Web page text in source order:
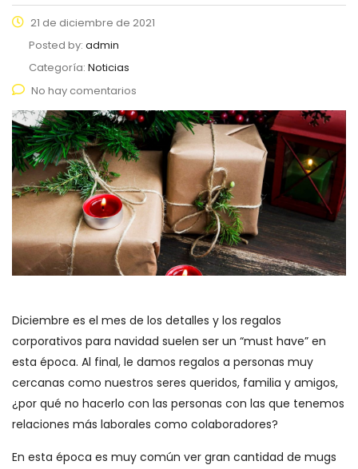
21 de diciembre de 2021
Posted by: admin
Categoría: Noticias
No hay comentarios
Diciembre es el mes de los detalles y los regalos
corporativos para navidad suelen ser un “must have” en
esta época. Al final, le damos regalos a personas muy
cercanas como nuestros seres queridos, familia y amigos,
¿por qué no hacerlo con las personas con las que tenemos
relaciones más laborales como colaboradores?
En esta época es muy común ver gran cantidad de mugs